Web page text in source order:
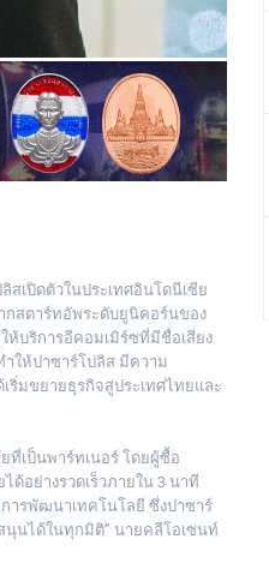
สเปิดตัวในประเทศอินโดนีเซีย
ากสตาร์ทอัพระดับยูนิคอร์นของ
ให้บริการอีคอมเมิร์ซที่มีชื่อเสียง
ำให้ปาซาร์โปลิส มีความ
ริ่มขยายธุรกิจสู่ประเทศไทยและ
เป็นพาร์ทเนอร์ โดยผู้ซื้อ
ด้อย่างรวดเร็วภายใน 3 นาที
การพัฒนาเทคโนโลยี ซึ่งปาซาร์
นได้ในทุกมิติ” นายคลีโอเซนท์